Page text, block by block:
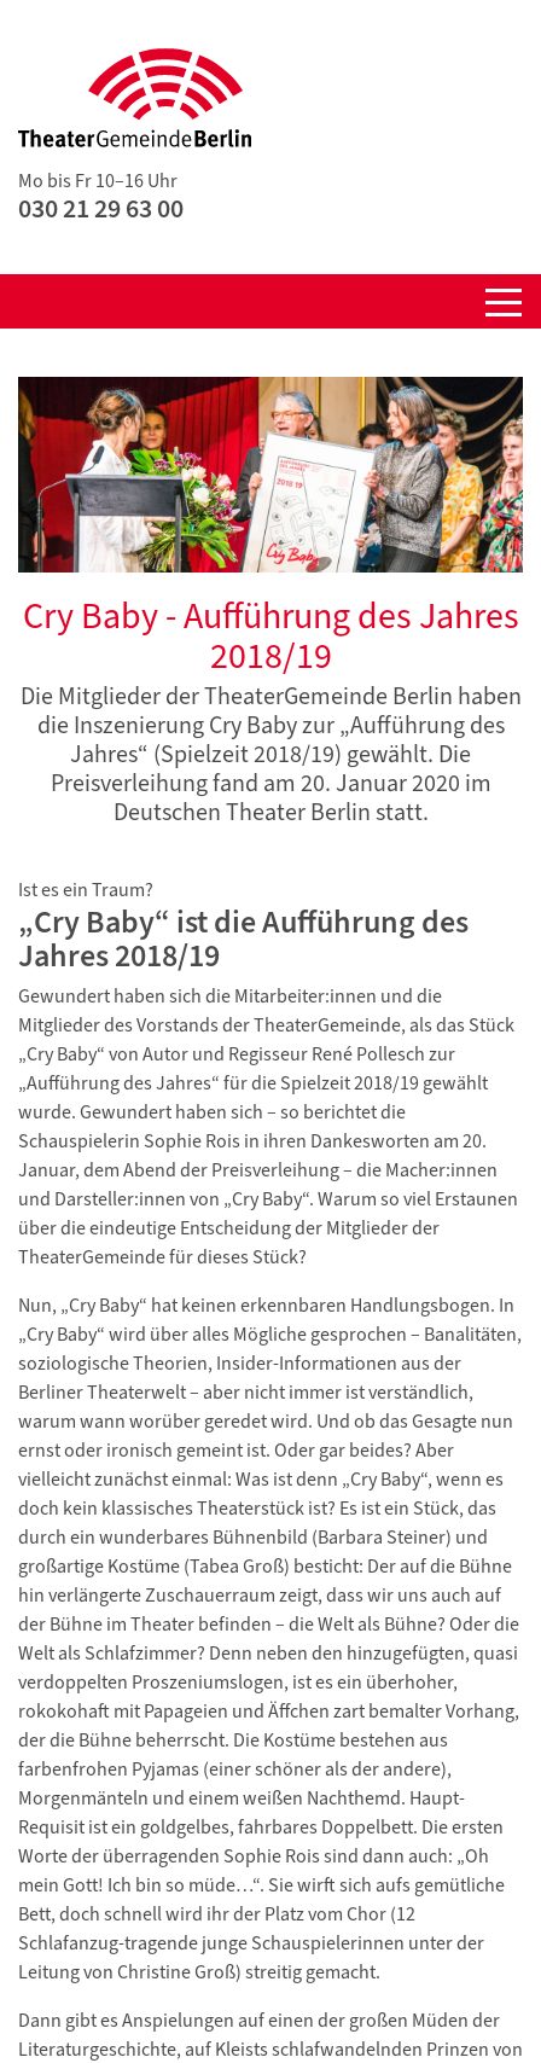
Mo bis Fr 10–16 Uhr
030 21 29 63 00
Cry Baby - Aufführung des Jahres
2018/19
Die Mitglieder der TheaterGemeinde Berlin haben
die Inszenierung Cry Baby zur „Aufführung des
Jahres“ (Spielzeit 2018/19) gewählt. Die
Preisverleihung fand am 20. Januar 2020 im
Deutschen Theater Berlin statt.
Ist es ein Traum?
„Cry Baby“ ist die Aufführung des
Jahres 2018/19
Gewundert haben sich die Mitarbeiter:innen und die
Mitglieder des Vorstands der TheaterGemeinde, als das Stück
„Cry Baby“ von Autor und Regisseur René Pollesch zur
„Aufführung des Jahres“ für die Spielzeit 2018/19 gewählt
wurde. Gewundert haben sich – so berichtet die
Schauspielerin Sophie Rois in ihren Dankesworten am 20.
Januar, dem Abend der Preisverleihung – die Macher:innen
und Darsteller:innen von „Cry Baby“. Warum so viel Erstaunen
über die eindeutige Entscheidung der Mitglieder der
TheaterGemeinde für dieses Stück?
Nun, „Cry Baby“ hat keinen erkennbaren Handlungsbogen. In
„Cry Baby“ wird über alles Mögliche gesprochen – Banalitäten,
soziologische Theorien, Insider-Informationen aus der
Berliner Theaterwelt – aber nicht immer ist verständlich,
warum wann worüber geredet wird. Und ob das Gesagte nun
ernst oder ironisch gemeint ist. Oder gar beides? Aber
vielleicht zunächst einmal: Was ist denn „Cry Baby“, wenn es
doch kein klassisches Theaterstück ist? Es ist ein Stück, das
durch ein wunderbares Bühnenbild (Barbara Steiner) und
großartige Kostüme (Tabea Groß) besticht: Der auf die Bühne
hin verlängerte Zuschauerraum zeigt, dass wir uns auch auf
der Bühne im Theater befinden – die Welt als Bühne? Oder die
Welt als Schlafzimmer? Denn neben den hinzugefügten, quasi
verdoppelten Proszeniumslogen, ist es ein überhoher,
rokokohaft mit Papageien und Äffchen zart bemalter Vorhang,
der die Bühne beherrscht. Die Kostüme bestehen aus
farbenfrohen Pyjamas (einer schöner als der andere),
Morgenmänteln und einem weißen Nachthemd. Haupt-
Requisit ist ein goldgelbes, fahrbares Doppelbett. Die ersten
Worte der überragenden Sophie Rois sind dann auch: „Oh
mein Gott! Ich bin so müde…“. Sie wirft sich aufs gemütliche
Bett, doch schnell wird ihr der Platz vom Chor (12
Schlafanzug-tragende junge Schauspielerinnen unter der
Leitung von Christine Groß) streitig gemacht.
Dann gibt es Anspielungen auf einen der großen Müden der
Literaturgeschichte, auf Kleists schlafwandelnden Prinzen von